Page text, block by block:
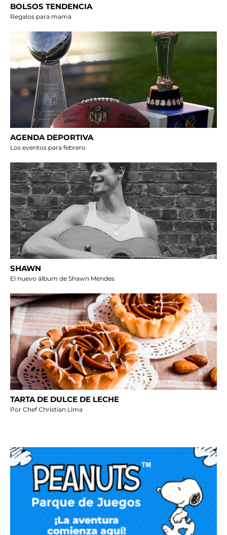
BOLSOS TENDENCIA
Regalos para mamá
AGENDA DEPORTIVA
Los eventos para febrero
SHAWN
El nuevo álbum de Shawn Mendes
TARTA DE DULCE DE LECHE
Por Chef Christian Lima